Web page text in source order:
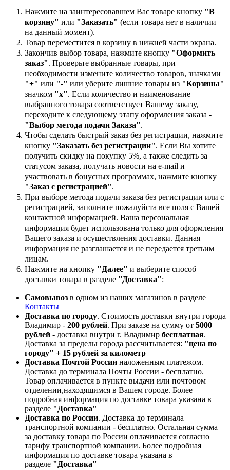
Нажмите на заинтересовавшем Вас товаре кнопку "В
корзину" или "Заказать" (если товара нет в наличии
на данный момент).
Товар переместится в корзину в нижней части экрана.
Закончив выбор товара, нажмите кнопку "Оформить
заказ". Проверьте выбранные товары, при
необходимости измените количество товаров, значками
"+" или "-" или уберите лишние товары из "Корзины"
значком "х". Если количество и наименование
выбранного товара соответствует Вашему заказу,
переходите к следующему этапу оформления заказа -
"Выбор метода подачи Заказа".
Чтобы сделать быстрый заказ без регистрации, нажмите
кнопку "Заказать без регистрации". Если Вы хотите
получить скидку на покупку 5%, а также следить за
статусом заказа, получать новости на e-mail и
участвовать в бонусных программах, нажмите кнопку
"Заказ с регистрацией".
При выборе метода подачи заказа без регистрации или с
регистрацией, заполните пожалуйста все поля с Вашей
контактной информацией. Ваша персональная
информация будет использована только для оформления
Вашего заказа и осуществления доставки. Данная
информация не разглашается и не передается третьим
лицам.
Нажмите на кнопку "Далее" и выберите способ
доставки товара в разделе ''Доставка":
Самовывоз в одном из наших магазинов в разделе
Контакты
Доставка по городу. Стоимость доставки внутри города
Владимир - 200 рублей. При заказе на сумму от 5000
рублей - доставка внутри г. Владимир бесплатная.
Доставка за пределы города рассчитывается: "цена по
городу" + 15 рублей за километр
Доставка Почтой России наложенным платежом.
Доставка до терминала Почты России - бесплатно.
Товар оплачивается в пункте выдачи или почтовом
отделении,находящимся в Вашем городе. Более
подробная информация по доставке товара указана в
разделе "Доставка"
Доставка по России. Доставка до терминала
транспортной компании - бесплатно. Остальная сумма
за доставку товара по России оплачивается согласно
тарифу транспортной компании. Более подробная
информация по доставке товара указана в
разделе "Доставка"